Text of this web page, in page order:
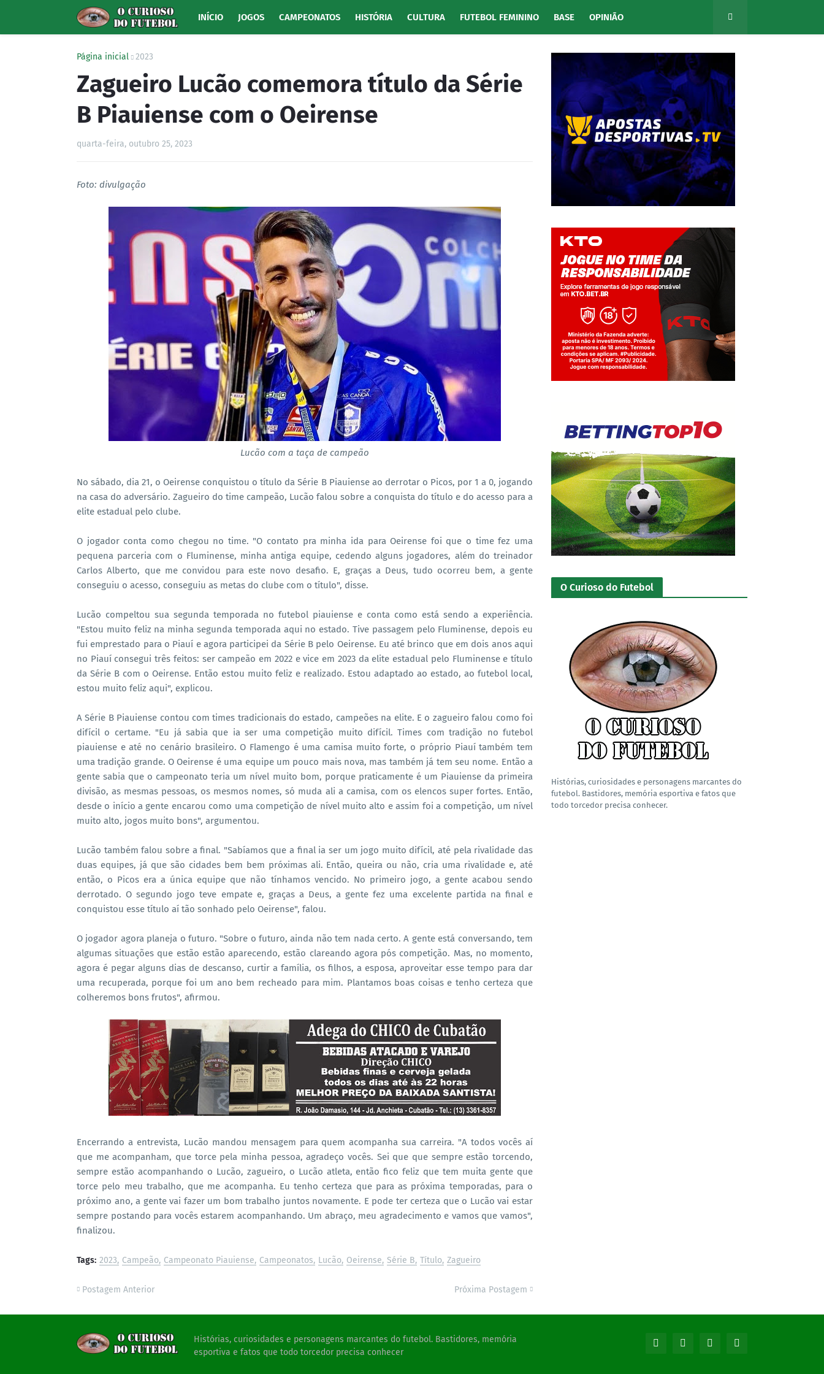
INÍCIO JOGOS CAMPEONATOS HISTÓRIA CULTURA FUTEBOL FEMININO BASE OPINIÃO
Página inicial 2023
Zagueiro Lucão comemora título da Série
B Piauiense com o Oeirense
quarta-feira, outubro 25, 2023
Foto: divulgação
Lucão com a taça de campeão
No sábado, dia 21, o Oeirense conquistou o título da Série B Piauiense ao derrotar o Picos, por 1 a 0, jogando
na casa do adversário. Zagueiro do time campeão, Lucão falou sobre a conquista do título e do acesso para a
elite estadual pelo clube.
O jogador conta como chegou no time. "O contato pra minha ida para Oeirense foi que o time fez uma
pequena parceria com o Fluminense, minha antiga equipe, cedendo alguns jogadores, além do treinador
Carlos Alberto, que me convidou para este novo desafio. E, graças a Deus, tudo ocorreu bem, a gente
conseguiu o acesso, conseguiu as metas do clube com o título", disse.
Lucão compeltou sua segunda temporada no futebol piauiense e conta como está sendo a experiência.
"Estou muito feliz na minha segunda temporada aqui no estado. Tive passagem pelo Fluminense, depois eu
fui emprestado para o Piauí e agora participei da Série B pelo Oeirense. Eu até brinco que em dois anos aqui
no Piauí consegui três feitos: ser campeão em 2022 e vice em 2023 da elite estadual pelo Fluminense e título
da Série B com o Oeirense. Então estou muito feliz e realizado. Estou adaptado ao estado, ao futebol local,
estou muito feliz aqui", explicou.
A Série B Piauiense contou com times tradicionais do estado, campeões na elite. E o zagueiro falou como foi
difícil o certame. "Eu já sabia que ia ser uma competição muito difícil. Times com tradição no futebol
piauiense e até no cenário brasileiro. O Flamengo é uma camisa muito forte, o próprio Piauí também tem
uma tradição grande. O Oeirense é uma equipe um pouco mais nova, mas também já tem seu nome. Então a
gente sabia que o campeonato teria um nível muito bom, porque praticamente é um Piauiense da primeira
divisão, as mesmas pessoas, os mesmos nomes, só muda ali a camisa, com os elencos super fortes. Então,
desde o início a gente encarou como uma competição de nível muito alto e assim foi a competição, um nível
muito alto, jogos muito bons", argumentou.
Lucão também falou sobre a final. "Sabíamos que a final ia ser um jogo muito difícil, até pela rivalidade das
duas equipes, já que são cidades bem bem próximas ali. Então, queira ou não, cria uma rivalidade e, até
então, o Picos era a única equipe que não tínhamos vencido. No primeiro jogo, a gente acabou sendo
derrotado. O segundo jogo teve empate e, graças a Deus, a gente fez uma excelente partida na final e
conquistou esse título aí tão sonhado pelo Oeirense", falou.
O jogador agora planeja o futuro. "Sobre o futuro, ainda não tem nada certo. A gente está conversando, tem
algumas situações que estão estão aparecendo, estão clareando agora pós competição. Mas, no momento,
agora é pegar alguns dias de descanso, curtir a família, os filhos, a esposa, aproveitar esse tempo para dar
uma recuperada, porque foi um ano bem recheado para mim. Plantamos boas coisas e tenho certeza que
colheremos bons frutos", afirmou.
Encerrando a entrevista, Lucão mandou mensagem para quem acompanha sua carreira. "A todos vocês aí
que me acompanham, que torce pela minha pessoa, agradeço vocês. Sei que que sempre estão torcendo,
sempre estão acompanhando o Lucão, zagueiro, o Lucão atleta, então fico feliz que tem muita gente que
torce pelo meu trabalho, que me acompanha. Eu tenho certeza que para as próxima temporadas, para o
próximo ano, a gente vai fazer um bom trabalho juntos novamente. E pode ter certeza que o Lucão vai estar
sempre postando para vocês estarem acompanhando. Um abraço, meu agradecimento e vamos que vamos",
finalizou.
Tags: 2023 Campeão Campeonato Piauiense Campeonatos Lucão Oeirense Série B Título Zagueiro
Postagem Anterior Próxima Postagem
Jogue com responsabilidade. 18+
O Curioso do Futebol
Histórias, curiosidades e personagens marcantes do
futebol. Bastidores, memória esportiva e fatos que
todo torcedor precisa conhecer.
Histórias, curiosidades e personagens marcantes do futebol. Bastidores, memória
esportiva e fatos que todo torcedor precisa conhecer